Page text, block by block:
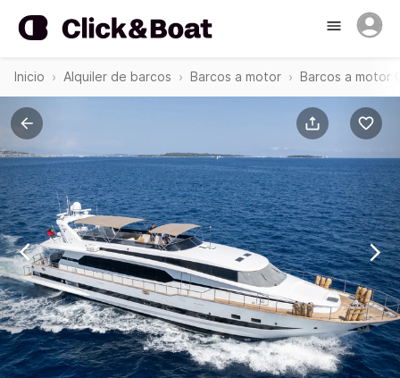
Inicio Alquiler de barcos Barcos a motor Barcos a motor